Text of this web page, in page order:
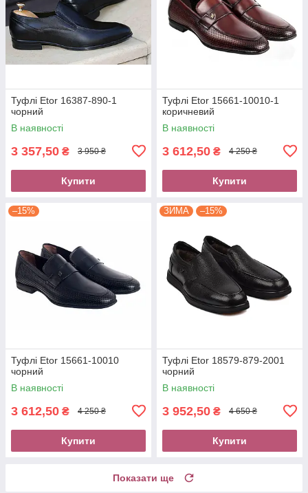
Туфлі Etor 16387-890-1
чорний
В наявності
3 357,50 ₴ 3 950 ₴
Купити
Туфлі Etor 15661-10010-1
коричневий
В наявності
3 612,50 ₴ 4 250 ₴
Купити
–15%
Туфлі Etor 15661-10010
чорний
В наявності
3 612,50 ₴ 4 250 ₴
Купити
ЗИМА –15%
Туфлі Etor 18579-879-2001
чорний
В наявності
3 952,50 ₴ 4 650 ₴
Купити
Показати ще